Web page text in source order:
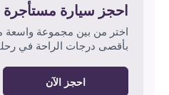
احجز سيارة مستأجرة
اختر من بين مجموعة واسعة من
بأقصى درجات الراحة في رحلتك
احجز الآن